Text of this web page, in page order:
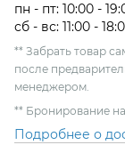
пн - пт: 10:00 -
сб - вс: 11:00 -
** Забрать товар
после
менеджером.
** Бронирование на
Подробнее о